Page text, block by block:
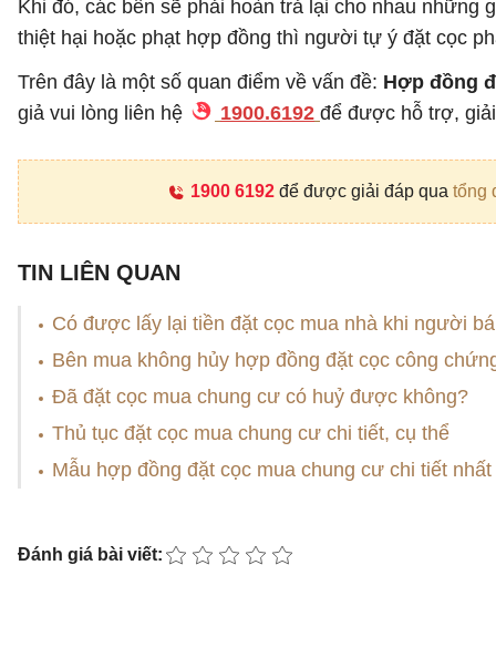
Khi đó, các bên sẽ phải hoàn trả lại cho nhau
thiệt hại hoặc phạt hợp đồng thì người tự ý đặt cọc
Trên đây là một số quan điểm về vấn đề: Hợp đồng
giả vui lòng liên hệ
1900.6192 để được hỗ trợ,
1900 6192để được giải đáp qua tổng
TIN LIÊN QUAN
Có được lấy lại tiền đặt cọc mua nhà khi người
Bên mua không hủy hợp đồng đặt cọc công
Đã đặt cọc mua chung cư có huỷ được không?
Thủ tục đặt cọc mua chung cư chi tiết, cụ thể
Mẫu hợp đồng đặt cọc mua chung cư chi tiết nhất
Đánh giá bài viết: